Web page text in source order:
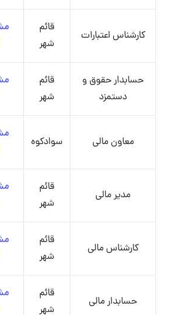
کارشناس اعتبارات
قائم
شهر
حسابدار حقوق و
دستمزد
قائم
شهر
معاون مالی سوادکوه
مدیر مالی
قائم
شهر
کارشناس مالی
قائم
شهر
حسابدار مالی
قائم
شهر